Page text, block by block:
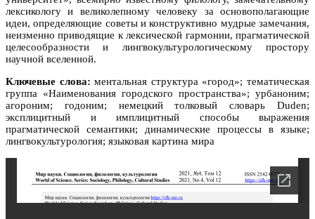
лексикологу и великолепному человеку за основополагающие
идеи, определяющие советы и конструктивно мудрые замечания,
неизменно приводящие к лексической гармонии, прагматической
целесообразности и лингвокультурологическому простору
научной вселенной.
Ключевые слова: ментальная структура «город»; тематическая
группа «Наименования городского пространства»; урбаноним;
агороним; годоним; немецкий толковый словарь Duden;
эксплицитный и имплицитный способы выражения
прагматической семантики; динамические процессы в языке;
лингвокультурология; языковая картина мира